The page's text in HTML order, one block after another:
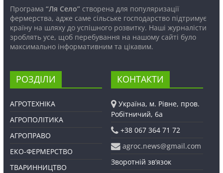
Програма “Ля Село”створена для популяризації
фермерства, адже саме сільське господарство підтримує
країну на шляху до успішного розвитку. Наші журналісти
зроблять усе, щоб перебування на нашому сайті було
максимально інформативним та цікавим.
РОЗДІЛИ
АГРОТЕХНІКА
АГРОПОЛІТИКА
АГРОПРАВО
ЕКО-ФЕРМЕРСТВО
ТВАРИННИЦТВО
КОНТАКТИ
Україна, м. Рівне, пров.
Робітничий, 6а
+38 067 364 71 72
agroc.news@gmail.com
Зворотній зв’язок